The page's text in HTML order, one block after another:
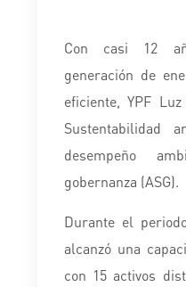
Con casi 12
generación de
eficiente, YPF
Sustentabilidad
desempeño
gobernanza (ASG).
Durante el
alcanzó una
con 15 activos